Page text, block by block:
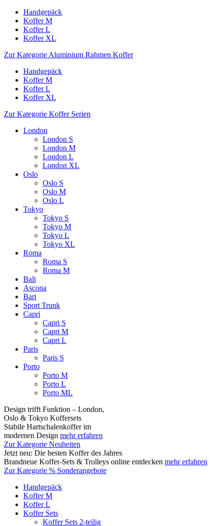
Handgepäck
Koffer M
Koffer L
Koffer XL
Zur Kategorie Aluminium Rahmen Koffer
Handgepäck
Koffer M
Koffer L
Koffer XL
Zur Kategorie Koffer Serien
London
London S
London M
London L
London XL
Oslo
Oslo S
Oslo M
Oslo L
Tokyo
Tokyo S
Tokyo M
Tokyo L
Tokyo XL
Roma
Roma S
Roma M
Bali
Ascona
Bari
Sport Trunk
Capri
Capri S
Capri M
Capri L
Paris
Paris S
Porto
Porto M
Porto L
Porto ML
Design trifft Funktion – London,
Oslo & Tokyo Koffersets
Stabile Hartschalenkoffer im
modernen Design mehr erfahren
Zur Kategorie Neuheiten
Jetzt neu: Die besten Koffer des Jahres
Brandneue Koffer-Sets & Trolleys online entdecken mehr erfahren
Zur Kategorie % Sonderangebote
Handgepäck
Koffer M
Koffer L
Koffer Sets
Koffer Sets 2-teilig